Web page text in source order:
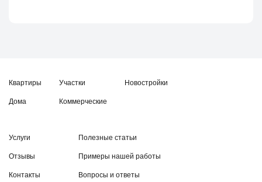
Квартиры
Дома
Участки
Коммерческие
Новостройки
Услуги
Отзывы
Контакты
Полезные статьи
Примеры нашей работы
Вопросы и ответы